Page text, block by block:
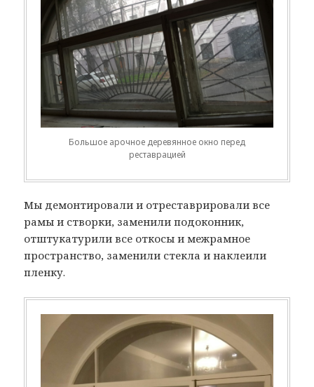
Большое арочное деревянное окно перед
реставрацией
Мы демонтировали и отреставрировали все
рамы и створки, заменили подоконник,
отштукатурили все откосы и межрамное
пространство, заменили стекла и наклеили
пленку.